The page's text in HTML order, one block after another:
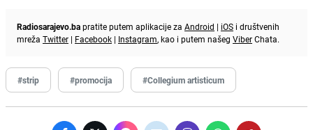
Radiosarajevo.bapratite putem aplikacije za Android | iOS i društvenih
mreža Twitter | Facebook | Instagram, kao i putem našeg ViberChata.
#strip #promocija #Collegium artisticum